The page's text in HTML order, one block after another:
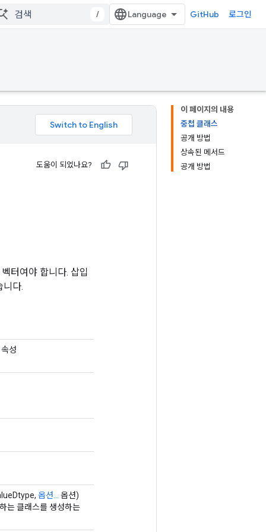
/ GitHub 로그인
이 페이지의 내용
중첩 클래스
공개 방법
상속된 메서드
공개 방법
도움이 되었나요?
터여야 합니다. 삽입
니다.
성
옵션...
옵션)
는 클래스를 생성하는